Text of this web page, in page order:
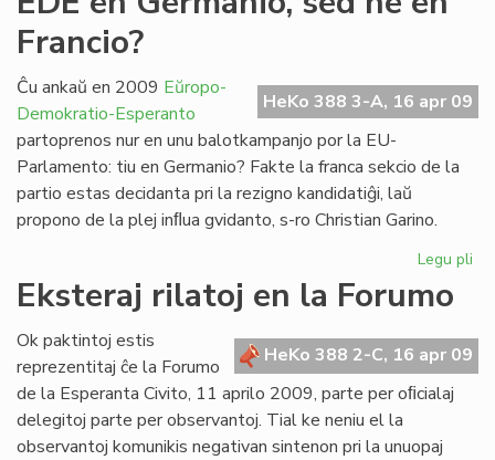
Francio?
HeKo 388 3-A, 16 apr 09
Ĉu ankaŭ en 2009 Eŭropo-
Demokratio-Esperanto
partoprenos nur en unu balotkampanjo por la EU-
Parlamento: tiu en Germanio? Fakte la franca sekcio de la
partio estas decidanta pri la rezigno kandidatiĝi, laŭ
propono de la plej inﬂua gvidanto, s-ro Christian Garino.
Legu pli
ne
Eksteraj rilatoj en la Forumo
HeKo 388 2-C, 16 apr 09
Ok paktintoj estis
reprezentitaj ĉe la Forumo
de la Esperanta Civito, 11 aprilo 2009, parte per oﬁcialaj
delegitoj parte per observantoj. Tial ke neniu el la
observantoj komunikis negativan sintenon pri la unuopaj